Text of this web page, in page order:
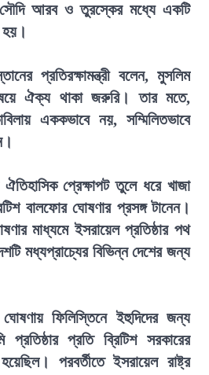
আরব ও তুরস্কের মধ্যে একটি
হয়।
প্রতিরক্ষামন্ত্রী বলেন, মুসলিম
ঐক্য থাকা জরুরি। তার মতে,
এককভাবে নয়, সম্মিলিতভাবে
ঐতিহাসিক প্রেক্ষাপট তুলে ধরে খাজা
বালফোর ঘোষণার প্রসঙ্গ টানেন।
মাধ্যমে ইসরায়েল প্রতিষ্ঠার পথ
মধ্যপ্রাচ্যের বিভিন্ন দেশের জন্য
ফিলিস্তিনে ইহুদিদের জন্য
প্রতি ব্রিটিশ সরকারের
পরবর্তীতে ইসরায়েল রাষ্ট্র